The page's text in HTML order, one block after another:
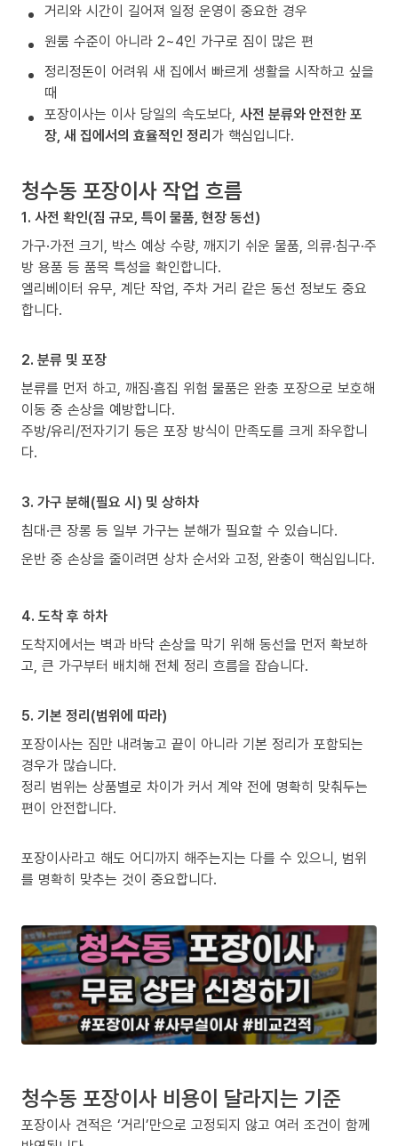
거리와 시간이 길어져 일정 운영이 중요한 경우
원룸 수준이 아니라 2~4인 가구로 짐이 많은 편
정리정돈이 어려워 새 집에서 빠르게 생활을 시작하고 싶을
때
포장이사는 이사 당일의 속도보다, 사전 분류와 안전한 포
장, 새 집에서의 효율적인 정리가 핵심입니다.
청수동 포장이사 작업 흐름
1. 사전 확인(짐 규모, 특이 물품, 현장 동선)
가구·가전 크기, 박스 예상 수량, 깨지기 쉬운 물품, 의류·침구·주
방 용품 등 품목 특성을 확인합니다.
엘리베이터 유무, 계단 작업, 주차 거리 같은 동선 정보도 중요
합니다.
2. 분류 및 포장
분류를 먼저 하고, 깨짐·흠집 위험 물품은 완충 포장으로 보호해
이동 중 손상을 예방합니다.
주방/유리/전자기기 등은 포장 방식이 만족도를 크게 좌우합니
다.
3. 가구 분해(필요 시) 및 상하차
침대·큰 장롱 등 일부 가구는 분해가 필요할 수 있습니다.
운반 중 손상을 줄이려면 상차 순서와 고정, 완충이 핵심입니다.
4. 도착 후 하차
도착지에서는 벽과 바닥 손상을 막기 위해 동선을 먼저 확보하
고, 큰 가구부터 배치해 전체 정리 흐름을 잡습니다.
5. 기본 정리(범위에 따라)
포장이사는 짐만 내려놓고 끝이 아니라 기본 정리가 포함되는
경우가 많습니다.
정리 범위는 상품별로 차이가 커서 계약 전에 명확히 맞춰두는
편이 안전합니다.
포장이사라고 해도 어디까지 해주는지는 다를 수 있으니, 범위
를 명확히 맞추는 것이 중요합니다.
청수동 포장이사 비용이 달라지는 기준
포장이사 견적은 ‘거리’만으로 고정되지 않고 여러 조건이 함께